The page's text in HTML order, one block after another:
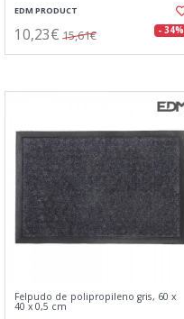
EDM PRODUCT
10,23€ 15,61€ - 34%
Felpudo de polipropileno gris, 60 x
40 x 0,5 cm